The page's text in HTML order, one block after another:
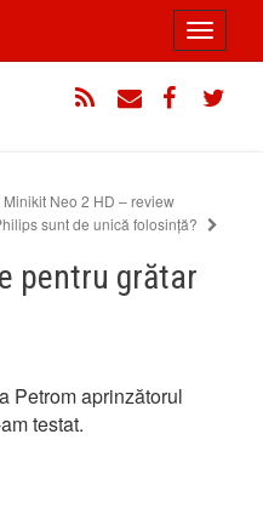
Toggle
Neo 2 HD – review
sunt de unică folosință?
pentru grătar
Petrom aprinzătorul
testat.